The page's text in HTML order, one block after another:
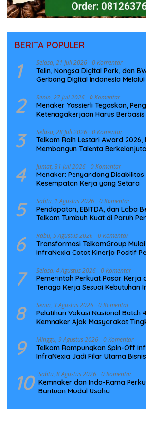
BERITA POPULER
1 Selasa, 21 Juli 2026 0 Komentar
Telin, Nongsa Digital Park, dan
Gerbang Digital Indonesia
2 Senin, 27 Juli 2026 0 Komentar
Menaker Yassierli Tegaskan,
Ketenagakerjaan Harus
3 Selasa, 28 Juli 2026 0 Komentar
Telkom Raih Lestari Award 2026,
Membangun Talenta
4 Jumat, 31 Juli 2026 0 Komentar
Menaker: Penyandang
Kesempatan Kerja yang Setara
5 Sabtu, 1 Agustus 2026 0 Komentar
Pendapatan, EBITDA, dan Laba
Telkom Tumbuh Kuat di Paruh
6 Rabu, 5 Agustus 2026 0 Komentar
Transformasi TelkomGroup Mulai
InfraNexia Catat Kinerja Positif
7 Selasa, 4 Agustus 2026 0 Komentar
Pemerintah Perkuat Pasar Kerja
Tenaga Kerja Sesuai Kebutuhan
8 Senin, 3 Agustus 2026 0 Komentar
Pelatihan Vokasi Nasional Batch
Kemnaker Ajak Masyarakat
9 Minggu, 9 Agustus 2026 0 Komentar
Telkom Rampungkan Spin-Off
InfraNexia Jadi Pilar Utama
10 Sabtu, 8 Agustus 2026 0 Komentar
Kemnaker dan Indo-Rama
Bantuan Modal Usaha